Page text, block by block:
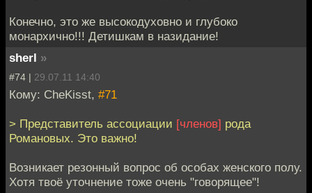
Конечно, это же высокодуховно и глубоко
монархично!!! Детишкам в назидание!
sherl »
#74 | 29.07.11 14:40
Кому: CheKisst, #71
> Представитель ассоциации [членов] рода
Романовых. Это важно!
Возникает резонный вопрос об особах женского полу.
Хотя твоё уточнение тоже очень "говорящее"!